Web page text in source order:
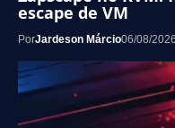
escape de VM
PorJardeson Márcio06/08/2026